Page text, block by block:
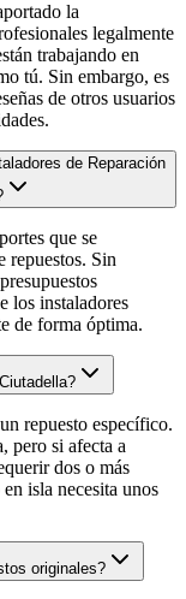
la
legalmente
trabajando en
tú. Sin embargo, es
de otros usuarios
de Reparación
que se
repuestos. Sin
los instaladores
de forma óptima.
repuesto específico.
pero si afecta a
dos o más
isla necesita unos
originales?